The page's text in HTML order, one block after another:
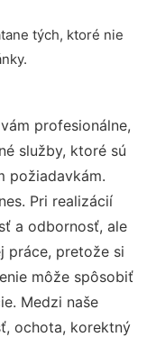
tých, ktoré nie
profesionálne,
služby, ktoré sú
požiadavkám.
Pri realizácií
a odbornosť, ale
práce, pretože si
môže spôsobiť
Medzi naše
ochota, korektný